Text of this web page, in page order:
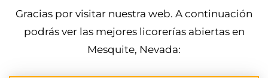
Gracias por visitar nuestra web. A continuación
podrás ver las mejores licorerías abiertas en
Mesquite, Nevada: